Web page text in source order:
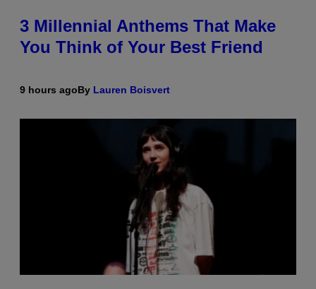
3 Millennial Anthems That Make
You Think of Your Best Friend
9 hours agoBy Lauren Boisvert